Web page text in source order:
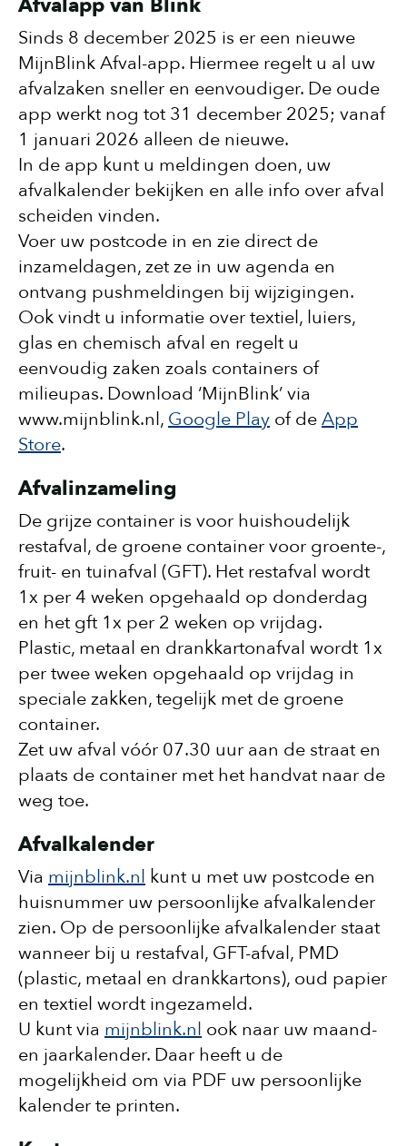
Afvalapp van Blink
Sinds 8 december 2025 is er een nieuwe
MĳnBlink Afval-app. Hiermee regelt u al uw
afvalzaken sneller en eenvoudiger. De oude
app werkt nog tot 31 december 2025; vanaf
1 januari 2026 alleen de nieuwe.
In de app kunt u meldingen doen, uw
afvalkalender bekĳken en alle info over afval
scheiden vinden.
Voer uw postcode in en zie direct de
inzameldagen, zet ze in uw agenda en
ontvang pushmeldingen bĳ wĳzigingen.
Ook vindt u informatie over textiel, luiers,
glas en chemisch afval en regelt u
eenvoudig zaken zoals containers of
milieupas. Download ‘MĳnBlink’ via
www.mĳnblink.nl, Google Play of deApp
Store.
Afvalinzameling
De grijze container is voor huishoudelijk
restafval, de groene container voor groente-,
fruit- en tuinafval (GFT). Het restafval wordt
1x per 4 weken opgehaald op donderdag
en het gft 1x per 2 weken op vrijdag.
Plastic, metaal en drankkartonafval wordt 1x
per twee weken opgehaald op vrijdag in
speciale zakken, tegelijk met de groene
container.
Zet uw afval vóór 07.30 uur aan de straat en
plaats de container met het handvat naar de
weg toe.
Afvalkalender
Via mijnblink.nl kunt u met uw postcode en
huisnummer uw persoonlijke afvalkalender
zien. Op de persoonlijke afvalkalender staat
wanneer bij u restafval, GFT-afval, PMD
(plastic, metaal en drankkartons), oud papier
en textiel wordt ingezameld.
U kunt via mijnblink.nl ook naar uw maand-
en jaarkalender. Daar heeft u de
mogelijkheid om via PDF uw persoonlijke
kalender te printen.